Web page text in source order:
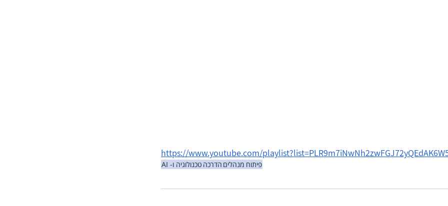
https://www.youtube.com/
פיתוח מנהלים הדרכה טכנולוגיה ו- AI